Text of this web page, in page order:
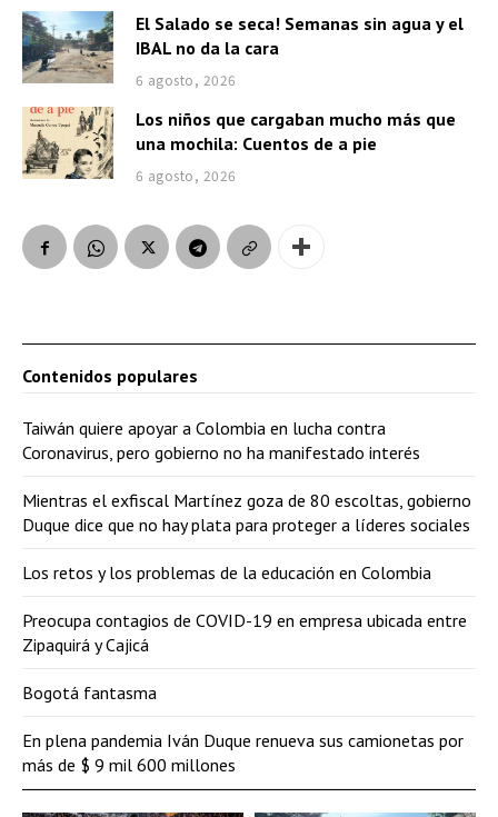
El Salado se seca! Semanas sin agua y el
IBAL no da la cara
6 agosto, 2026
Los niños que cargaban mucho más que
una mochila: Cuentos de a pie
6 agosto, 2026
Contenidos populares
Taiwán quiere apoyar a Colombia en lucha contra
Coronavirus, pero gobierno no ha manifestado interés
Mientras el exfiscal Martínez goza de 80 escoltas, gobierno
Duque dice que no hay plata para proteger a líderes sociales
Los retos y los problemas de la educación en Colombia
Preocupa contagios de COVID-19 en empresa ubicada entre
Zipaquirá y Cajicá
Bogotá fantasma
En plena pandemia Iván Duque renueva sus camionetas por
más de $ 9 mil 600 millones